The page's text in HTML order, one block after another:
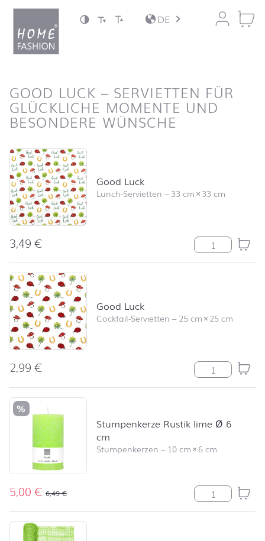
Zum Inhalt springen
DE
GOOD LUCK – SERVIETTEN FÜR
GLÜCKLICHE MOMENTE UND
BESONDERE WÜNSCHE
Produktliste überspringen und zum Filter springen
Good Luck
Lunch-Servietten –33 cm×33 cm
3,49€ Good Luck
Good Luck
Cocktail-Servietten –25 cm×25 cm
2,99€ Good Luck
%
Stumpenkerze Rustik lime Ø 6
cm
Stumpenkerzen – 10 cm×6 cm
5,00€ 6,49€ Stumpenkerze